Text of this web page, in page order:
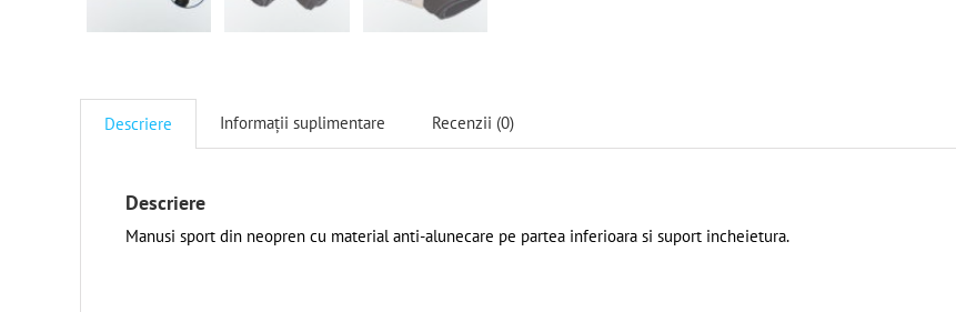
Descriere Informații suplimentare Recenzii (0)
Descriere
Manusi sport din neopren cu material anti-alunecare pe partea inferioara si suport incheietura.